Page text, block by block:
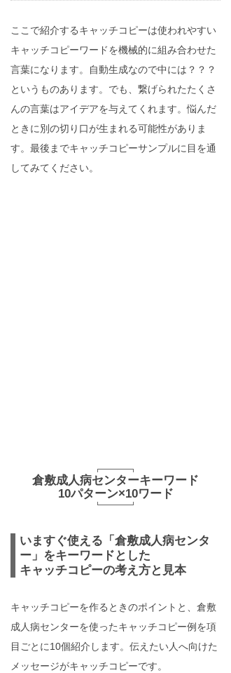
ここで紹介するキャッチコピーは使われやすい
キャッチコピーワードを機械的に組み合わせた
言葉になります。自動生成なので中には？？？
というものあります。でも、繋げられたたくさ
んの言葉はアイデアを与えてくれます。悩んだ
ときに別の切り口が生まれる可能性がありま
す。最後までキャッチコピーサンプルに目を通
してみてください。
倉敷成人病センターキーワード
10パターン×10ワード
いますぐ使える「倉敷成人病センタ
ー」をキーワードとした
キャッチコピーの考え方と見本
キャッチコピーを作るときのポイントと、倉敷
成人病センターを使ったキャッチコピー例を項
目ごとに10個紹介します。伝えたい人へ向けた
メッセージがキャッチコピーです。